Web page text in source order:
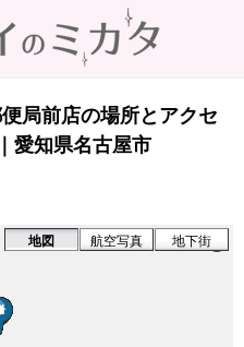
局前店の場所とアクセ
愛知県名古屋市
地図 航空写真 地下街